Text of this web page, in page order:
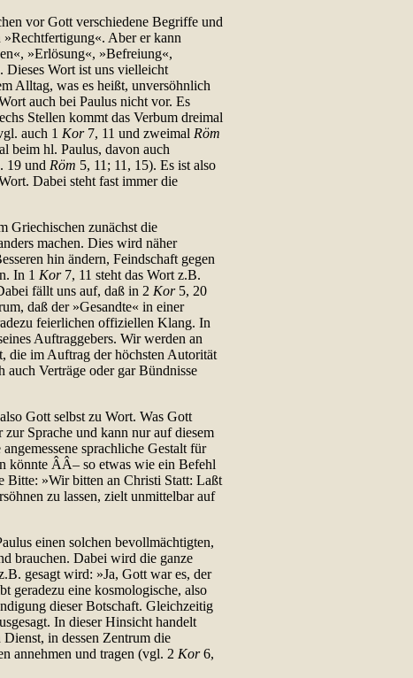
vor Gott verschiedene Begriffe und
Aber er kann
»Erlösung«, »Befreiung«,
Dieses Wort ist uns vielleicht
Alltag, was es heißt, unversöhnlich
auch bei Paulus nicht vor. Es
Stellen kommt das Verbum dreimal
auch 1 Kor7, 11 und zweimal Röm
beim hl. Paulus, davon auch
19 und Röm 5, 11; 11, 15). Es ist also
Dabei steht fast immer die
Griechischen zunächst die
machen. Dies wird näher
hin ändern, Feindschaft gegen
In 1 Kor7, 11 steht das Wort z.B.
fällt uns auf, daß in 2 Kor5, 20
daß der »Gesandte« in einer
feierlichen offiziellen Klang. In
Auftraggebers. Wir werden an
die im Auftrag der höchsten Autorität
Verträge oder gar Bündnisse
Gott selbst zu Wort. Was Gott
Sprache und kann nur auf diesem
sprachliche Gestalt für
könnte ÂÂ– so etwas wie ein Befehl
Bitte: »Wir bitten an Christi Statt: Laßt
zu lassen, zielt unmittelbar auf
einen solchen bevollmächtigten,
brauchen. Dabei wird die ganze
gesagt wird: »Ja, Gott war es, der
eine kosmologische, also
dieser Botschaft. Gleichzeitig
In dieser Hinsicht handelt
in dessen Zentrum die
annehmen und tragen (vgl. 2 Kor6,